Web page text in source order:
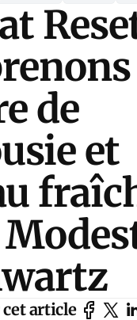
de
et
article